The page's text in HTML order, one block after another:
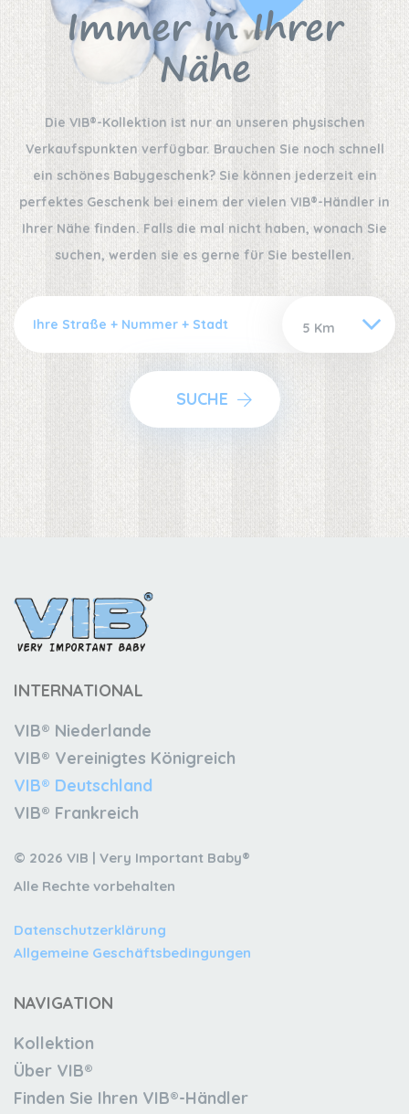
Immer in Ihrer
Nähe
Die VIB®-Kollektion ist nur an unseren physischen
Verkaufspunkten verfügbar. Brauchen Sie noch schnell
ein schönes Babygeschenk? Sie können jederzeit ein
perfektes Geschenk bei einem der vielen VIB®-Händler in
Ihrer Nähe finden. Falls die mal nicht haben, wonach Sie
suchen, werden sie es gerne für Sie bestellen.
SUCHE
INTERNATIONAL
VIB® Niederlande
VIB® Vereinigtes Königreich
VIB® Deutschland
VIB® Frankreich
© 2026 VIB | Very Important Baby®
Alle Rechte vorbehalten
Datenschutzerklärung
Allgemeine Geschäftsbedingungen
NAVIGATION
Kollektion
Über VIB®
Finden Sie Ihren VIB®-Händler